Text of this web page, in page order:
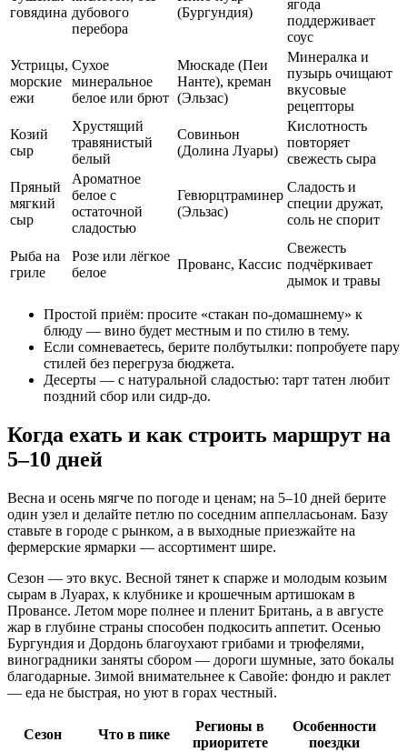
говядина дубового
перебора
(Бургундия)
ягода
поддерживает
соус
Устрицы,
морские
ежи
Сухое
минеральное
белое или брют
Мюскаде (Пеи
Нанте), креман
(Эльзас)
Минералка и
пузырь очищают
вкусовые
рецепторы
Козий
сыр
Хрустящий
травянистый
белый
Совиньон
(Долина Луары)
Кислотность
повторяет
свежесть сыра
Пряный
мягкий
сыр
Ароматное
белое с
остаточной
сладостью
Гевюрцтраминер
(Эльзас)
Сладость и
специи дружат,
соль не спорит
Рыба на
гриле
Розе или лёгкое
белое
Прованс, Кассис
Свежесть
подчёркивает
дымок и травы
Простой приём: просите «стакан по-домашнему» к
блюду — вино будет местным и по стилю в тему.
Если сомневаетесь, берите полбутылки: попробуете пару
стилей без перегруза бюджета.
Десерты — с натуральной сладостью: тарт татен любит
поздний сбор или сидр-до.
Когда ехать и как строить маршрут на
5–10 дней
Весна и осень мягче по погоде и ценам; на 5–10 дней берите
один узел и делайте петлю по соседним аппелласьонам. Базу
ставьте в городе с рынком, а в выходные приезжайте на
фермерские ярмарки — ассортимент шире.
Сезон — это вкус. Весной тянет к спарже и молодым козьим
сырам в Луарах, к клубнике и крошечным артишокам в
Провансе. Летом море полнее и пленит Британь, а в августе
жар в глубине страны способен подкосить аппетит. Осенью
Бургундия и Дордонь благоухают грибами и трюфелями,
виноградники заняты сбором — дороги шумные, зато бокалы
благодарные. Зимой внимательнее к Савойе: фондю и раклет
— еда не быстрая, но уют в горах честный.
Сезон Что в пике
Регионы в
приоритете
Особенности
поездки